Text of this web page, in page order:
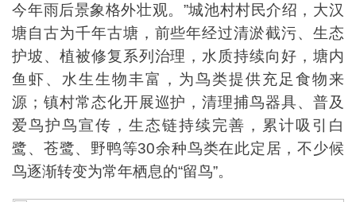
今年雨后景象格外壮观。”城池村村民介绍，大汉
塘自古为千年古塘，前些年经过清淤截污、生态
护坡、植被修复系列治理，水质持续向好，塘内
鱼虾、水生生物丰富，为鸟类提供充足食物来
源；镇村常态化开展巡护，清理捕鸟器具、普及
爱鸟护鸟宣传，生态链持续完善，累计吸引白
鹭、苍鹭、野鸭等30余种鸟类在此定居，不少候
鸟逐渐转变为常年栖息的“留鸟”。